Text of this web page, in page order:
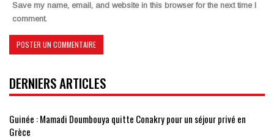
Save my name, email, and website in this browser for the next time I
comment.
DERNIERS ARTICLES
Guinée : Mamadi Doumbouya quitte Conakry pour un séjour privé en
Grèce